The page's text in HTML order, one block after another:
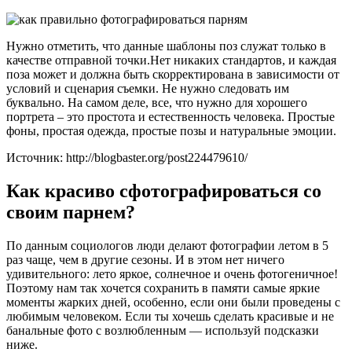
Нужно отметить, что данные шаблоны поз служат только в
качестве отправной точки.Нет никаких стандартов, и каждая
поза может и должна быть скорректирована в зависимости от
условий и сценария съемки. Не нужно следовать им
буквально. На самом деле, все, что нужно для хорошего
портрета – это простота и естественность человека. Простые
фоны, простая одежда, простые позы и натуральные эмоции.
Источник: http://blogbaster.org/post224479610/
Как красиво сфотографироваться со
своим парнем?
По данным социологов люди делают фотографии летом в 5
раз чаще, чем в другие сезоны. И в этом нет ничего
удивительного: лето яркое, солнечное и очень фотогеничное!
Поэтому нам так хочется сохранить в памяти самые яркие
моменты жарких дней, особенно, если они были проведены с
любимым человеком. Если ты хочешь сделать красивые и не
банальные фото с возлюбленным — используй подсказки
ниже.